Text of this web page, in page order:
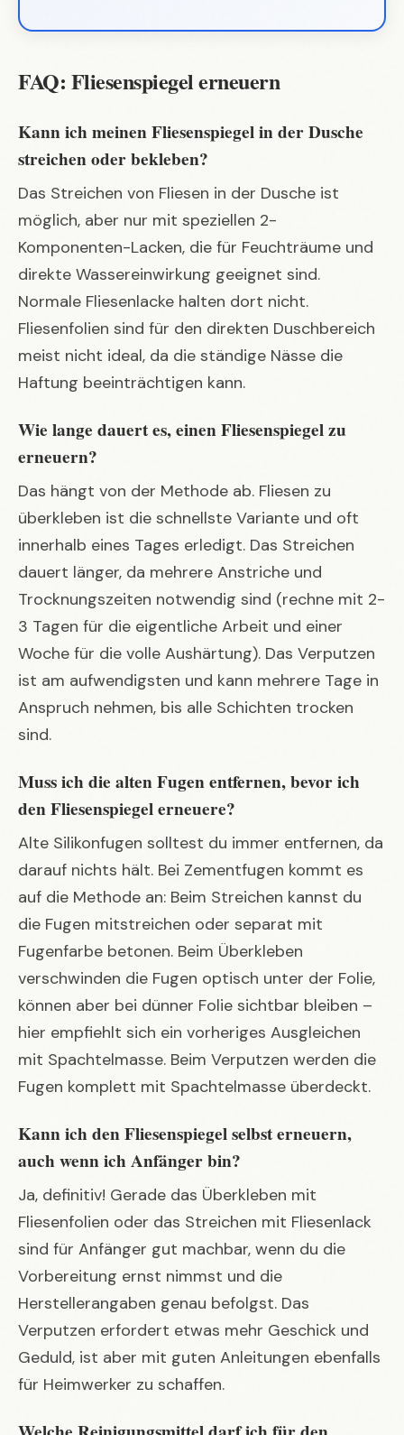
FAQ: Fliesenspiegel erneuern
Kann ich meinen Fliesenspiegel in der Dusche
streichen oder bekleben?
Das Streichen von Fliesen in der Dusche ist
möglich, aber nur mit speziellen 2-
Komponenten-Lacken, die für Feuchträume und
direkte Wassereinwirkung geeignet sind.
Normale Fliesenlacke halten dort nicht.
Fliesenfolien sind für den direkten Duschbereich
meist nicht ideal, da die ständige Nässe die
Haftung beeinträchtigen kann.
Wie lange dauert es, einen Fliesenspiegel zu
erneuern?
Das hängt von der Methode ab. Fliesen zu
überkleben ist die schnellste Variante und oft
innerhalb eines Tages erledigt. Das Streichen
dauert länger, da mehrere Anstriche und
Trocknungszeiten notwendig sind (rechne mit 2-
3 Tagen für die eigentliche Arbeit und einer
Woche für die volle Aushärtung). Das Verputzen
ist am aufwendigsten und kann mehrere Tage in
Anspruch nehmen, bis alle Schichten trocken
sind.
Muss ich die alten Fugen entfernen, bevor ich
den Fliesenspiegel erneuere?
Alte Silikonfugen solltest du immer entfernen, da
darauf nichts hält. Bei Zementfugen kommt es
auf die Methode an: Beim Streichen kannst du
die Fugen mitstreichen oder separat mit
Fugenfarbe betonen. Beim Überkleben
verschwinden die Fugen optisch unter der Folie,
können aber bei dünner Folie sichtbar bleiben –
hier empfiehlt sich ein vorheriges Ausgleichen
mit Spachtelmasse. Beim Verputzen werden die
Fugen komplett mit Spachtelmasse überdeckt.
Kann ich den Fliesenspiegel selbst erneuern,
auch wenn ich Anfänger bin?
Ja, definitiv! Gerade das Überkleben mit
Fliesenfolien oder das Streichen mit Fliesenlack
sind für Anfänger gut machbar, wenn du die
Vorbereitung ernst nimmst und die
Herstellerangaben genau befolgst. Das
Verputzen erfordert etwas mehr Geschick und
Geduld, ist aber mit guten Anleitungen ebenfalls
für Heimwerker zu schaffen.